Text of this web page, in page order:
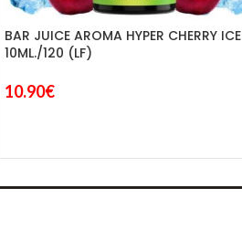
BAR JUICE AROMA HYPER CHERRY ICE
10ML./120 (LF)
10.90€
CONTACTO